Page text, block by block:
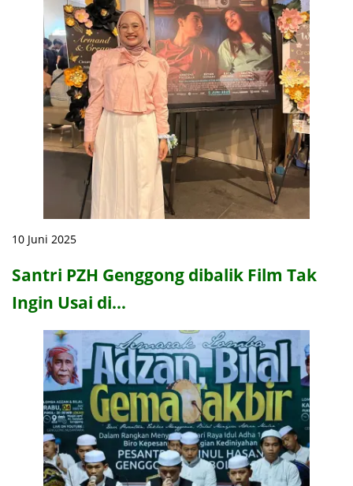
10 Juni 2025
Santri PZH Genggong dibalik Film Tak
Ingin Usai di…